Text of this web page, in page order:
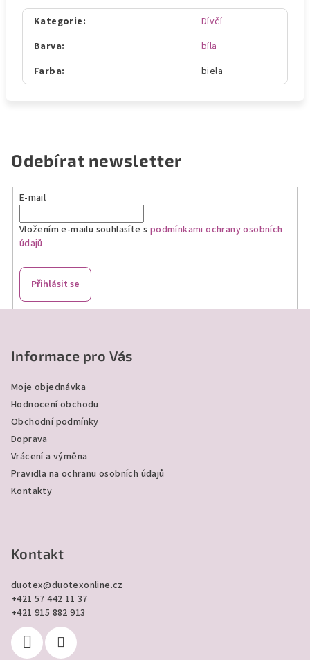
Kategorie:
Dívčí
Barva:
bíla
Farba: biela
Odebírat newsletter
E-mail
Vložením e-mailu souhlasíte s podmínkami ochrany osobních
údajů
Přihlásit se
Informace pro Vás
Moje objednávka
Hodnocení obchodu
Obchodní podmínky
Doprava
Vrácení a výměna
Pravidla na ochranu osobních údajů
Kontakty
Kontakt
duotex@duotexonline.cz
+421 57 442 11 37
+421 915 882 913